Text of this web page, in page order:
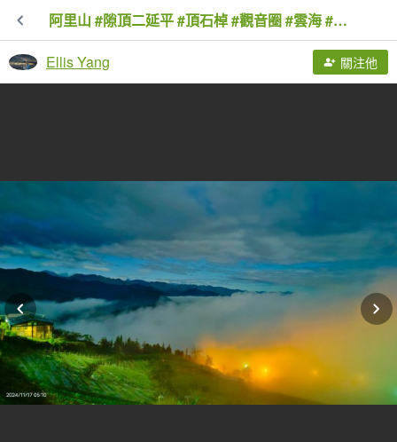
阿里山 #隙頂二延平 #頂石棹 #觀音圈 #雲海 #琉璃光 #雲瀑 #霧虹 11/17
Ellis Yang 關注他